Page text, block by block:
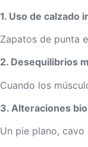
1. Uso de calzado
Zapatos de punta
2. Desequilibrios
Cuando los
3. Alteraciones
Un pie plano,